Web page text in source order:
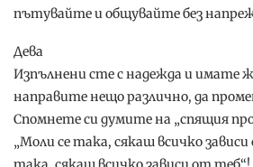
пътувайте и общувайте без
Дева
Изпълнени сте с надежда и имате
направите нещо различно, да
Спомнете си думите на „спящия
„Моли се така, сякаш всичко